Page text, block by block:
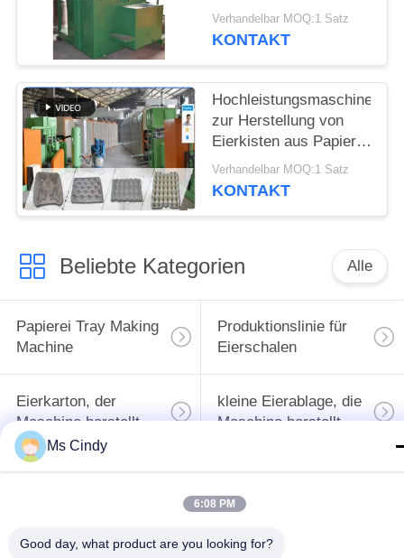
Steuerung
Verhandelbar MOQ:1 Satz
KONTAKT
Hochleistungsmaschine
zur Herstellung von
Eierkisten aus Papier,
Früchte-Tray-Maschine
Verhandelbar MOQ:1 Satz
KONTAKT
Beliebte Kategorien Alle
Papierei Tray Making
Machine
Produktionslinie für
Eierschalen
Eierkarton, der
Maschine herstellt
kleine Eierablage, die
Maschine herstellt
Maschine zur
Ms Cindy
6:08 PM
Good day, what product are you looking for?